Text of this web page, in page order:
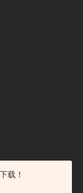
素材包含了APP设计、
载！